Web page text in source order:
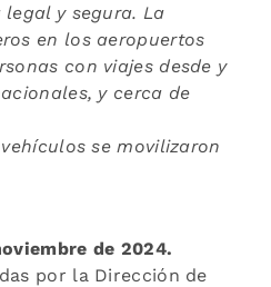
y segura. La
en los aeropuertos
con viajes desde y
y cerca de
vehículos se movilizaron
de 2024.
por la Dirección de